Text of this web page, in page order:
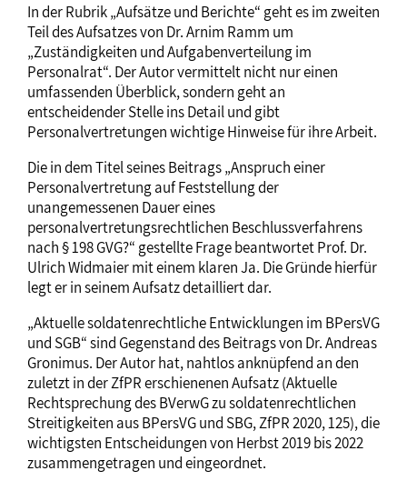
In der Rubrik „Aufsätze und Berichte“ geht es im zweiten
Teil des Aufsatzes von Dr. Arnim Ramm um
„Zuständigkeiten und Aufgabenverteilung im
Personalrat“. Der Autor vermittelt nicht nur einen
umfassenden Überblick, sondern geht an
entscheidender Stelle ins Detail und gibt
Personalvertretungen wichtige Hinweise für ihre Arbeit.
Die in dem Titel seines Beitrags „Anspruch einer
Personalvertretung auf Feststellung der
unangemessenen Dauer eines
personalvertretungsrechtlichen Beschlussverfahrens
nach § 198 GVG?“ gestellte Frage beantwortet Prof. Dr.
Ulrich Widmaier mit einem klaren Ja. Die Gründe hierfür
legt er in seinem Aufsatz detailliert dar.
„Aktuelle soldatenrechtliche Entwicklungen im BPersVG
und SGB“ sind Gegenstand des Beitrags von Dr. Andreas
Gronimus. Der Autor hat, nahtlos anknüpfend an den
zuletzt in der ZfPR erschienenen Aufsatz (Aktuelle
Rechtsprechung des BVerwG zu soldatenrechtlichen
Streitigkeiten aus BPersVG und SBG, ZfPR 2020, 125), die
wichtigsten Entscheidungen von Herbst 2019 bis 2022
zusammengetragen und eingeordnet.